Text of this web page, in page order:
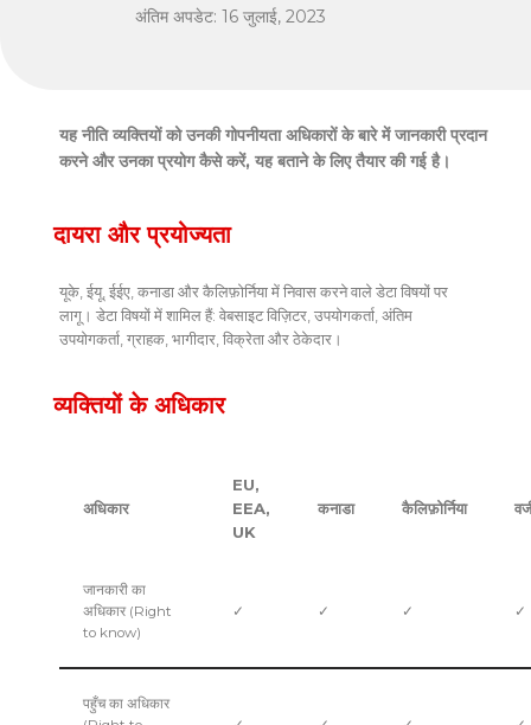
अंतिम अपडेट: 16 जुलाई, 2023
यह नीति व्यक्तियों को उनकी गोपनीयता अधिकारों के बारे में जानकारी प्रदान
करने और उनका प्रयोग कैसे करें, यह बताने के लिए तैयार की गई है।
दायरा और प्रयोज्यता
यूके, ईयू, ईईए, कनाडा और कैलिफ़ोर्निया में निवास करने वाले डेटा विषयों पर
लागू। डेटा विषयों में शामिल हैं: वेबसाइट विज़िटर, उपयोगकर्ता, अंतिम
उपयोगकर्ता, ग्राहक, भागीदार, विक्रेता और ठेकेदार।
व्यक्तियों के अधिकार
अधिकार
EU,
EEA,
UK
कनाडा कैलिफ़ोर्निया
जानकारी का
अधिकार (Right
to know)
✓ ✓ ✓ ✓
पहुँच का अधिकार